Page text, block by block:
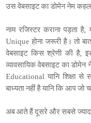
उस वेबसाइट का डोमेन नेम
नाम रजिस्‍टर कराना पड़ता
Unique होना जरूरी है। तो
वेबसाइट किस श्रेणी की है,
व्‍यावसायिक वेबसाइट का
Educational यानि शिक्षा से
बाध्‍यता नहीं है यानि कि आप
अब आते हैं दूसरे और सबसे ज्‍यादा